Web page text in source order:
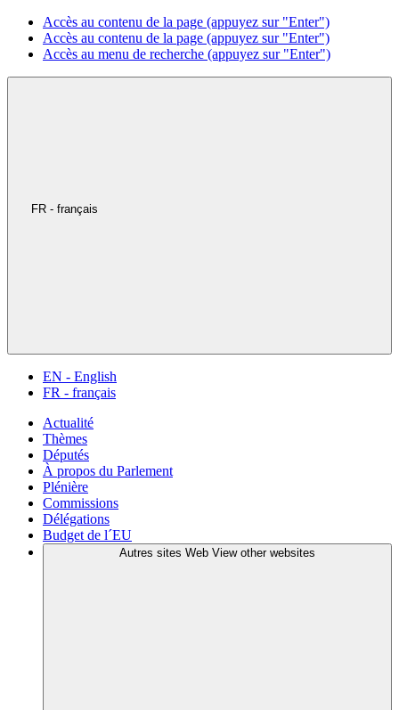
Accès au contenu de la page (appuyez sur "Enter")
Accès au contenu de la page (appuyez sur "Enter")
Accès au menu de recherche (appuyez sur "Enter")
FR - français
EN - English
FR - français
Actualité
Thèmes
Députés
À propos du Parlement
Plénière
Commissions
Délégations
Budget de l´EU
Autres sites Web View other websites